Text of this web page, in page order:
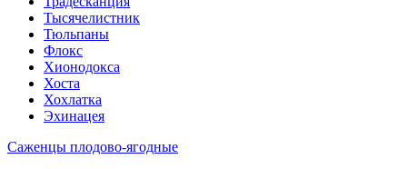
Тысячелистник
Тюльпаны
Флокс
Хионодокса
Хоста
Хохлатка
Эхинацея
Саженцы плодово-ягодные